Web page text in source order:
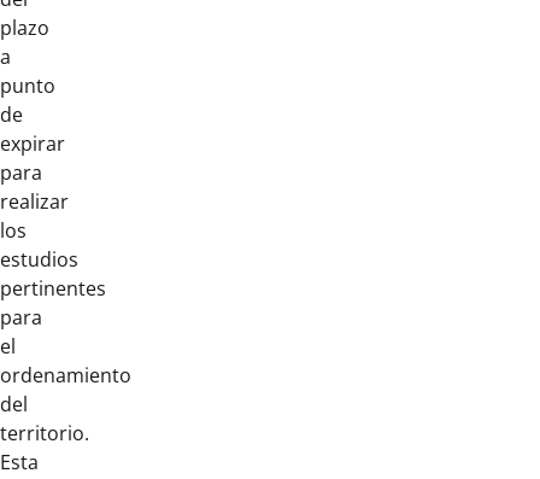
plazo
a
punto
de
expirar
para
realizar
los
estudios
pertinentes
para
el
ordenamiento
del
territorio.
Esta